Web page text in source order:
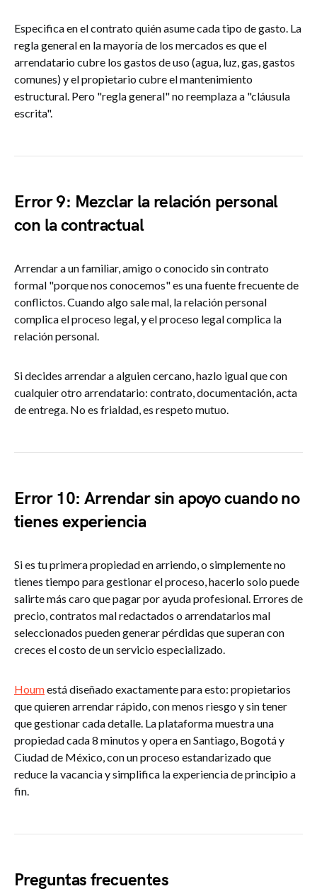
Especifica en el contrato quién asume cada tipo de gasto. La
regla general en la mayoría de los mercados es que el
arrendatario cubre los gastos de uso (agua, luz, gas, gastos
comunes) y el propietario cubre el mantenimiento
estructural. Pero "regla general" no reemplaza a "cláusula
escrita".
Error 9: Mezclar la relación personal
con la contractual
Arrendar a un familiar, amigo o conocido sin contrato
formal "porque nos conocemos" es una fuente frecuente de
conflictos. Cuando algo sale mal, la relación personal
complica el proceso legal, y el proceso legal complica la
relación personal.
Si decides arrendar a alguien cercano, hazlo igual que con
cualquier otro arrendatario: contrato, documentación, acta
de entrega. No es frialdad, es respeto mutuo.
Error 10: Arrendar sin apoyo cuando no
tienes experiencia
Si es tu primera propiedad en arriendo, o simplemente no
tienes tiempo para gestionar el proceso, hacerlo solo puede
salirte más caro que pagar por ayuda profesional. Errores de
precio, contratos mal redactados o arrendatarios mal
seleccionados pueden generar pérdidas que superan con
creces el costo de un servicio especializado.
Houmestá diseñado exactamente para esto: propietarios
que quieren arrendar rápido, con menos riesgo y sin tener
que gestionar cada detalle. La plataforma muestra una
propiedad cada 8 minutos y opera en Santiago, Bogotá y
Ciudad de México, con un proceso estandarizado que
reduce la vacancia y simplifica la experiencia de principio a
fin.
Preguntas frecuentes